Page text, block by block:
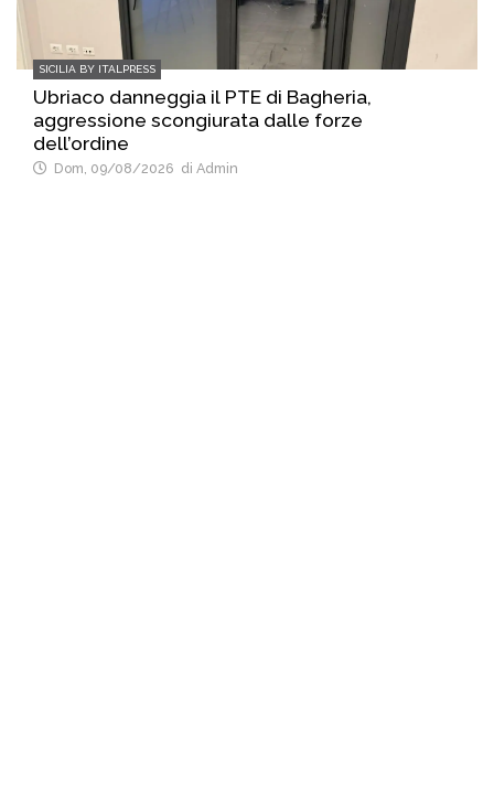
SICILIA BY ITALPRESS
Ubriaco danneggia il PTE di Bagheria,
aggressione scongiurata dalle forze
dell’ordine
Dom, 09/08/2026 di Admin